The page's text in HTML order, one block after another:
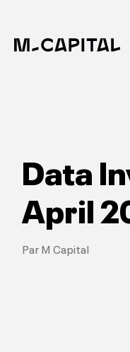
Investir
Portfolio
Data
April
Par M Capital